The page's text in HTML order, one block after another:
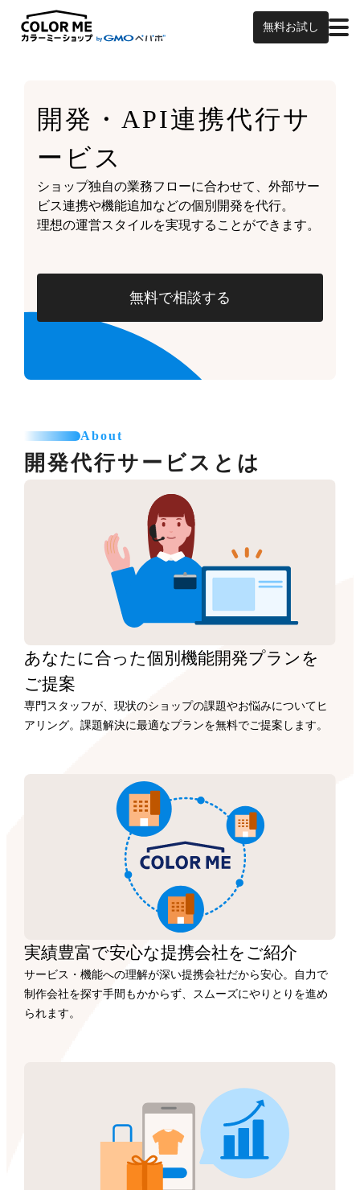
無料お試し
開発・API連携代行サ
ービス
ショップ独自の業務フローに合わせて、外部サー
ビス連携や機能追加などの個別開発を代行。
理想の運営スタイルを実現することができます。
無料で相談する
About
開発代行サービスとは
あなたに合った個別機能開発プランを
ご提案
専門スタッフが、現状のショップの課題やお悩みについてヒ
アリング。課題解決に最適なプランを無料でご提案します。
実績豊富で安心な提携会社を ご紹介
サービス・機能への理解が深い提携会社だから安心。自力で
制作会社を探す手間もかからず、スムーズにやりとりを進め
られます。